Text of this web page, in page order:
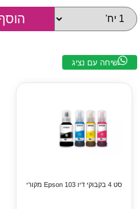
שיחה עם נציג
סט 4 בקבוקי דיו Epson 103 מקורי